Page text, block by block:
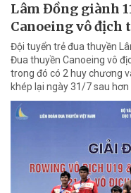
Lâm Đồng giành
Canoeing vô địch
Đội tuyển trẻ đua thuyền
Đua thuyền Canoeing vô
trong đó có 2 huy chương
khép lại ngày 31/7 sau